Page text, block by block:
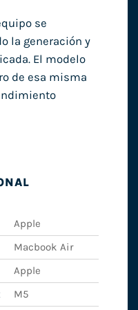
se
la generación y
El modelo
de esa misma
Apple
Macbook Air
Apple
M5